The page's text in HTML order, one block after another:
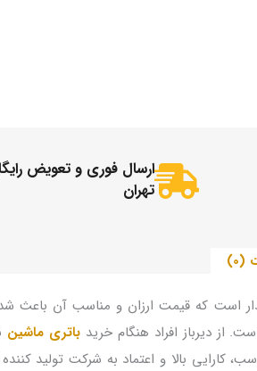
ارسال فوری و تعویض
تهران
(0)
است که قیمت ارزان و مناسب آن باعث شده
از دیرباز افراد هنگام خریدباتری ماشین